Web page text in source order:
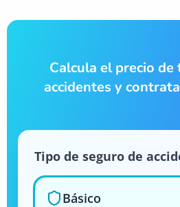
Calcula el precio
accidentes y
Tipo de seguro de
Básico